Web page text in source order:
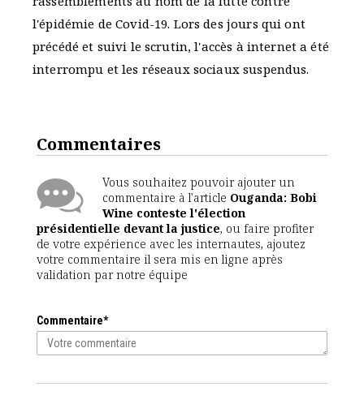
l'épidémie de Covid-19. Lors des jours qui ont
précédé et suivi le scrutin, l'accès à internet a été
interrompu et les réseaux sociaux suspendus.
Commentaires
Vous souhaitez pouvoir ajouter un
commentaire à l'article Ouganda: Bobi
Wine conteste l'élection
présidentielle devant la justice, ou faire profiter
de votre expérience avec les internautes, ajoutez
votre commentaire il sera mis en ligne après
validation par notre équipe
Commentaire*